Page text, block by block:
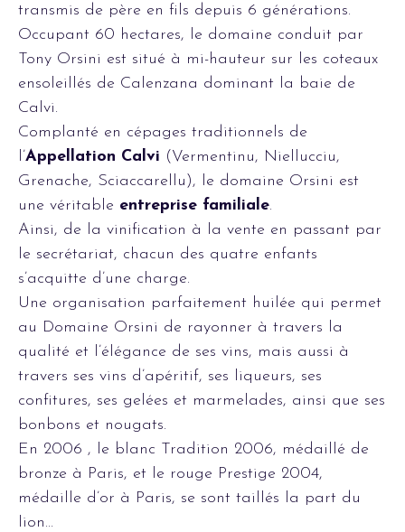
transmis de père en fils depuis 6 générations.
Occupant 60 hectares, le domaine conduit par
Tony Orsini est situé à mi-hauteur sur les coteaux
ensoleillés de Calenzana dominant la baie de
Calvi.
Complanté en cépages traditionnels de
l’Appellation Calvi (Vermentinu, Niellucciu,
Grenache, Sciaccarellu), le domaine Orsini est
une véritable entreprise familiale.
Ainsi, de la vinification à la vente en passant par
le secrétariat, chacun des quatre enfants
s’acquitte d’une charge.
Une organisation parfaitement huilée qui permet
au Domaine Orsini de rayonner à travers la
qualité et l’élégance de ses vins, mais aussi à
travers ses vins d’apéritif, ses liqueurs, ses
confitures, ses gelées et marmelades, ainsi que ses
bonbons et nougats.
En 2006 , le blanc Tradition 2006, médaillé de
bronze à Paris, et le rouge Prestige 2004,
médaille d’or à Paris, se sont taillés la part du
lion…